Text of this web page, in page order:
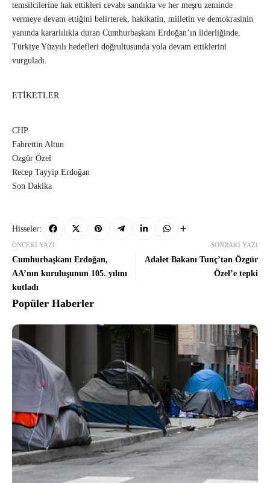
temsilcilerine hak ettikleri cevabı sandıkta ve her meşru zeminde
vermeye devam ettiğini belirterek, hakikatin, milletin ve demokrasinin
yanında kararlılıkla duran Cumhurbaşkanı Erdoğan’ın liderliğinde,
Türkiye Yüzyılı hedefleri doğrultusunda yola devam ettiklerini
vurguladı.
ETİKETLER
CHP
Fahrettin Altun
Özgür Özel
Recep Tayyip Erdoğan
Son Dakika
Hisseler:
ÖNCEKI YAZI
Cumhurbaşkanı Erdoğan,
AA’nın kuruluşunun 105. yılını
kutladı
SONRAKI YAZI
Adalet Bakanı Tunç’tan Özgür
Özel’e tepki
Popüler Haberler